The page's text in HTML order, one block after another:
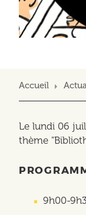
Accueil
Le lundi 06
thème
9h00-